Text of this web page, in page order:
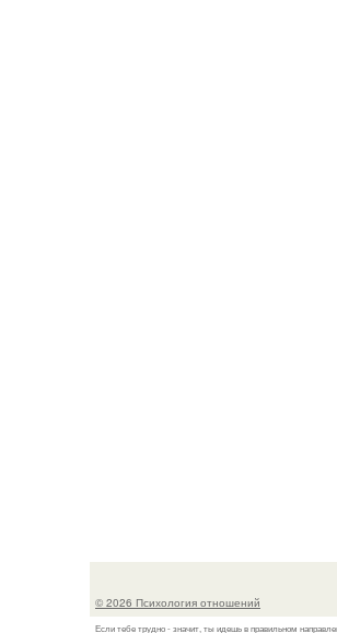
© 2026 Психология отношений
Если тебе трудно - значит, ты идешь в правильном